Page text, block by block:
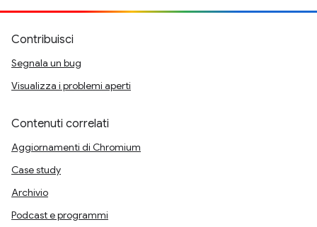
Contribuisci
Segnala un bug
Visualizza i problemi aperti
Contenuti correlati
Aggiornamenti di Chromium
Case study
Archivio
Podcast e programmi